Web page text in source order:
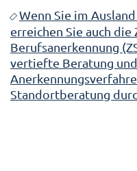
Wenn Sie im
erreichen Sie auch
Berufsanerkennung
vertiefte Beratung
Standortberatung